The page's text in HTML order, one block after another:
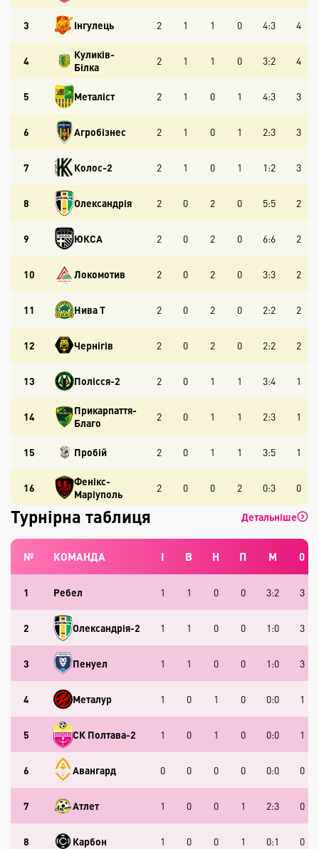
3 Інгулець 2 1 1 0 4:3 4
4
Куликів-
Білка
2 1 1 0 3:2 4
5 Металіст 2 1 0 1 4:3 3
6 Агробізнес 2 1 0 1 2:3 3
7 Колос-2 2 1 0 1 1:2 3
8 Олександрія 2 0 2 0 5:5 2
9 ЮКСА 2 0 2 0 6:6 2
10 Локомотив 2 0 2 0 3:3 2
11 Нива Т 2 0 2 0 2:2 2
12 Чернігів 2 0 2 0 2:2 2
13 Полісся-2 2 0 1 1 3:4 1
14
Прикарпаття-
Благо
2 0 1 1 2:3 1
15 Пробій 2 0 1 1 3:5 1
16
Фенікс-
Маріуполь
2 0 0 2 0:3 0
Турнірна таблиця Детальніше
№ КОМАНДА І В Н П М 0
1 Ребел 1 1 0 0 3:2 3
2 Олександрія-2 1 1 0 0 1:0 3
3 Пенуел 1 1 0 0 1:0 3
4 Металур 1 0 1 0 0:0 1
5 СК Полтава-2 1 0 1 0 0:0 1
6 Авангард 0 0 0 0 0:0 0
7 Атлет 1 0 0 1 2:3 0
8 Карбон 1 0 0 1 0:1 0